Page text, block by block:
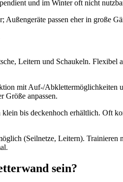
und im Winter oft nicht
passen eher in große
Leitern und Schaukeln. Flexibel
mit Auf-/Abklettermöglichkeiten
Größe anpassen.
klein bis deckenhoch erhältlich. Oft
(Seilnetze, Leitern). Trainieren
sein?